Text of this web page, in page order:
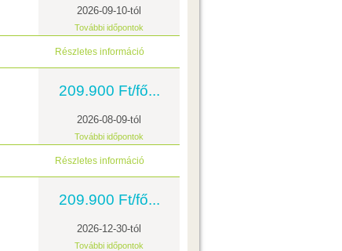
2026-09-10-tól
További időpontok
Részletes információ
209.900 Ft/fő...
2026-08-09-tól
További időpontok
Részletes információ
209.900 Ft/fő...
2026-12-30-tól
További időpontok